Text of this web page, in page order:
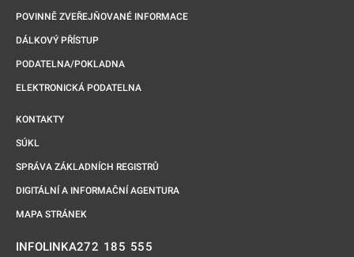
POVINNĚ ZVEŘEJŇOVANÉ INFORMACE
DÁLKOVÝ PŘÍSTUP
PODATELNA/POKLADNA
ELEKTRONICKÁ PODATELNA
KONTAKTY
SÚKL
SPRÁVA ZÁKLADNÍCH REGISTRŮ
DIGITÁLNÍ A INFORMAČNÍ AGENTURA
MAPA STRÁNEK
INFOLINKA272 185 555